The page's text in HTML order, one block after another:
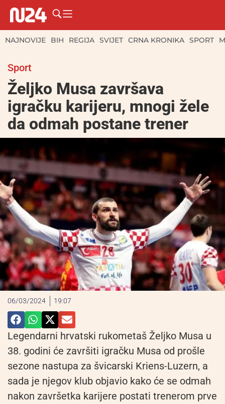
NAJNOVIJE BIH REGIJA SVIJET CRNA KRONIKA SPORT
Sport
Željko Musa završava
igračku karijeru, mnogi žele
da odmah postane trener
06/03/2024 19:07
Legendarni hrvatski rukometaš Željko Musa u
38. godini će završiti igračku Musa od prošle
sezone nastupa za švicarski Kriens-Luzern, a
sada je njegov klub objavio kako će se odmah
nakon završetka karijere postati trenerom prve